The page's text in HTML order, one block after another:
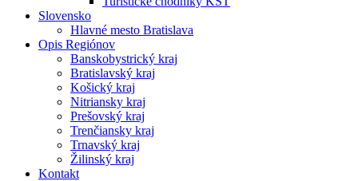
Slovensko
Hlavné mesto Bratislava
Opis Regiónov
Banskobystrický kraj
Bratislavský kraj
Košický kraj
Nitriansky kraj
Prešovský kraj
Trenčiansky kraj
Trnavský kraj
Žilinský kraj
Kontakt